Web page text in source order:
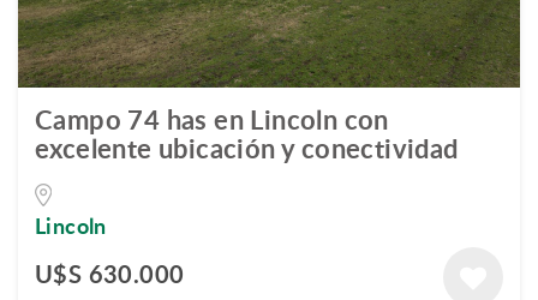
Campo 74 has en Lincoln con
excelente ubicación y conectividad
Lincoln
U$S 630.000